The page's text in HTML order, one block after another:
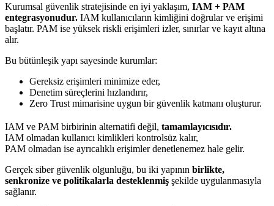
Kurumsal güvenlik stratejisinde en iyi yaklaşım, IAM + PAM
entegrasyonudur. IAM kullanıcıların kimliğini doğrular ve erişimi
başlatır. PAM ise yüksek riskli erişimleri izler, sınırlar ve kayıt altına
alır.
Bu bütünleşik yapı sayesinde kurumlar:
Gereksiz erişimleri minimize eder,
Denetim süreçlerini hızlandırır,
Zero Trust mimarisine uygun bir güvenlik katmanı oluşturur.
IAM ve PAM birbirinin alternatifi değil, tamamlayıcısıdır.
IAM olmadan kullanıcı kimlikleri kontrolsüz kalır,
PAM olmadan ise ayrıcalıklı erişimler denetlenemez hale gelir.
Gerçek siber güvenlik olgunluğu, bu iki yapının birlikte,
senkronize ve politikalarla desteklenmiş şekilde uygulanmasıyla
sağlanır.